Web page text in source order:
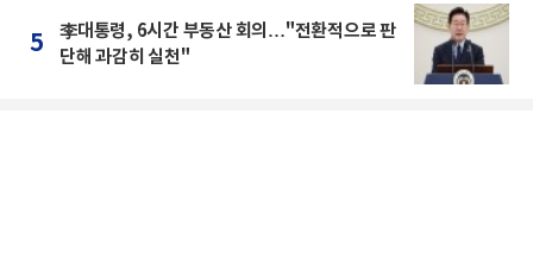
5
李대통령, 6시간 부동산 회의…"전환적으로 판
단해 과감히 실천"